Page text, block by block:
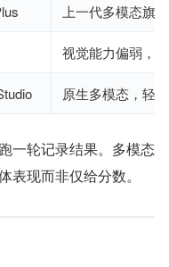
上一代多模态旗舰
视觉能力偏弱，
原生多模态，轻
一轮记录结果。多模态
现而非仅给分数。